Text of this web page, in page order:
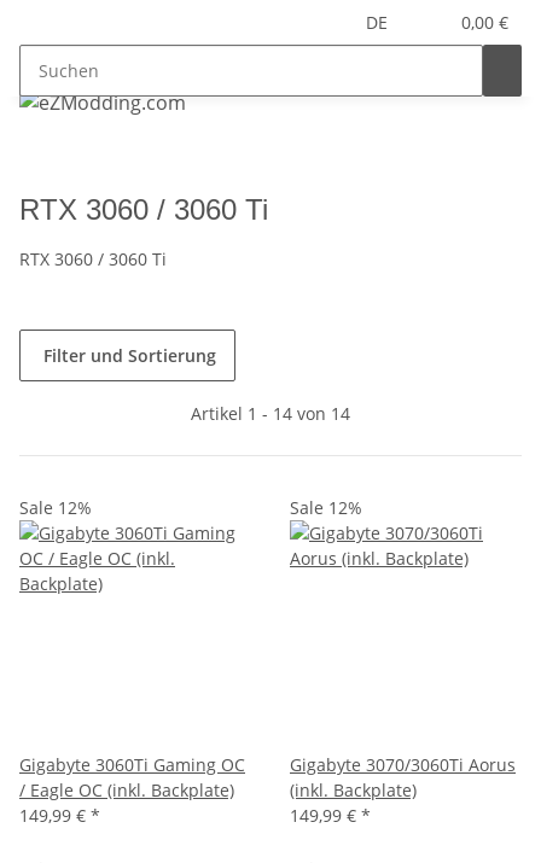
DE 0,00 €
RTX 3060 / 3060 Ti
RTX 3060 / 3060 Ti
Filter und Sortierung
Artikel 1 - 14 von 14
Sale 12%
Gigabyte 3060Ti Gaming OC
/ Eagle OC (inkl. Backplate)
149,99 € *
Sale 12%
Gigabyte 3070/3060Ti Aorus
(inkl. Backplate)
149,99 € *